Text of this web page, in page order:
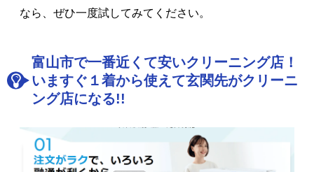
なら、ぜひ一度試してみてください。
富山市で一番近くて安いクリーニング店！
いますぐ１着から使えて玄関先がクリーニ
ング店になる!!